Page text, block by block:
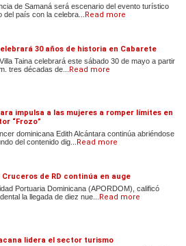
de Samaná será escenario del evento turístico
del país con la celebra...
Read more
30 años de historia en Cabarete
Taina celebrará este sábado 30 de mayo a partir
tres décadas de...
Read more
impulsa a las mujeres a romper límites en
“Frozo”
dominicana Edith Alcántara continúa abriéndose
del contenido dig...
Read more
Cruceros de RD continúa en auge
Portuaria Dominicana (APORDOM), calificó
la llegada de diez nue...
Read more
lidera el sector turismo